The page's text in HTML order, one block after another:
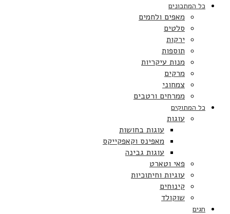
כל המתכונים
מאפים ולחמים
סלטים
ירקות
תוספות
מנות עיקריות
מרקים
צמחוני
ממרחים ורטבים
כל המתוקים
עוגות
עוגות בחושות
מאפינס וקאפקייקס
עוגות גבינה
פאי וטארט
עוגיות וחיתוכיות
קינוחים
שוקולד
חגים